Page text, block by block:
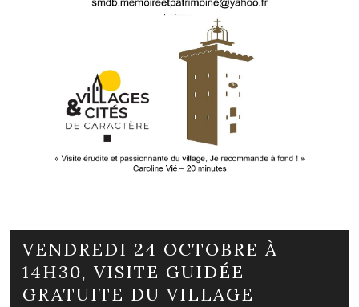
VENDREDI 24 OCTOBRE À
14H30, VISITE GUIDÉE
GRATUITE DU VILLAGE